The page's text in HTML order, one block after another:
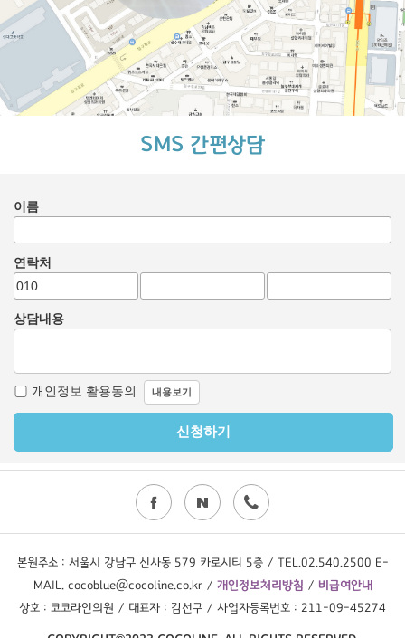
SMS 간편상담
본원주소 : 서울시 강남구 신사동 579 카로시티 5층 / TEL.02.540.2500 E-
MAIL. cocoblue@cocoline.co.kr / 개인정보처리방침 / 비급여안내
상호 : 코코라인의원 / 대표자 : 김선구 / 사업자등록번호 : 211-09-45274